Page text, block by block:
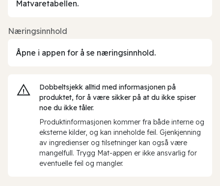
Matvaretabellen.
Næringsinnhold
Åpne i appen for å se næringsinnhold.
Dobbeltsjekk alltid med informasjonen på
produktet, for å være sikker på at du ikke spiser
noe du ikke tåler.
Produktinformasjonen kommer fra både interne og
eksterne kilder, og kan inneholde feil. Gjenkjenning
av ingredienser og tilsetninger kan også være
mangelfull. Trygg Mat-appen er ikke ansvarlig for
eventuelle feil og mangler.